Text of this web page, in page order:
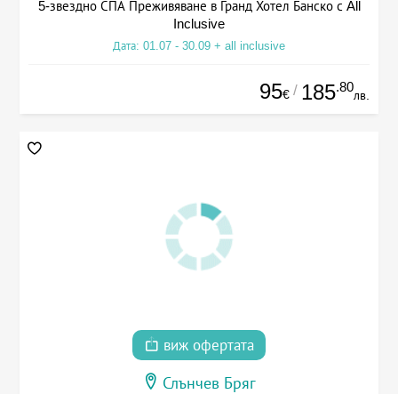
5-звездно СПА Преживяване в Гранд Хотел Банско с All
Inclusive
Дата: 01.07 - 30.09 + all inclusive
95€ / 185.80
лв.
виж офертата
Слънчев Бряг